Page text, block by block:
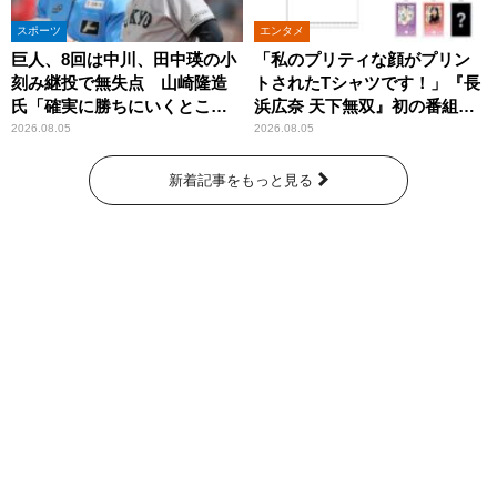
スポーツ
巨人、8回は中川、田中瑛の小
刻み継投で無失点 山崎隆造
氏「確実に勝ちにいくとこ
ろ」
2026.08.05
エンタメ
「私のプリティな顔がプリン
トされたTシャツです！」『長
浜広奈 天下無双』初の番組グ
ッズ発売
2026.08.05
新着記事をもっと見る